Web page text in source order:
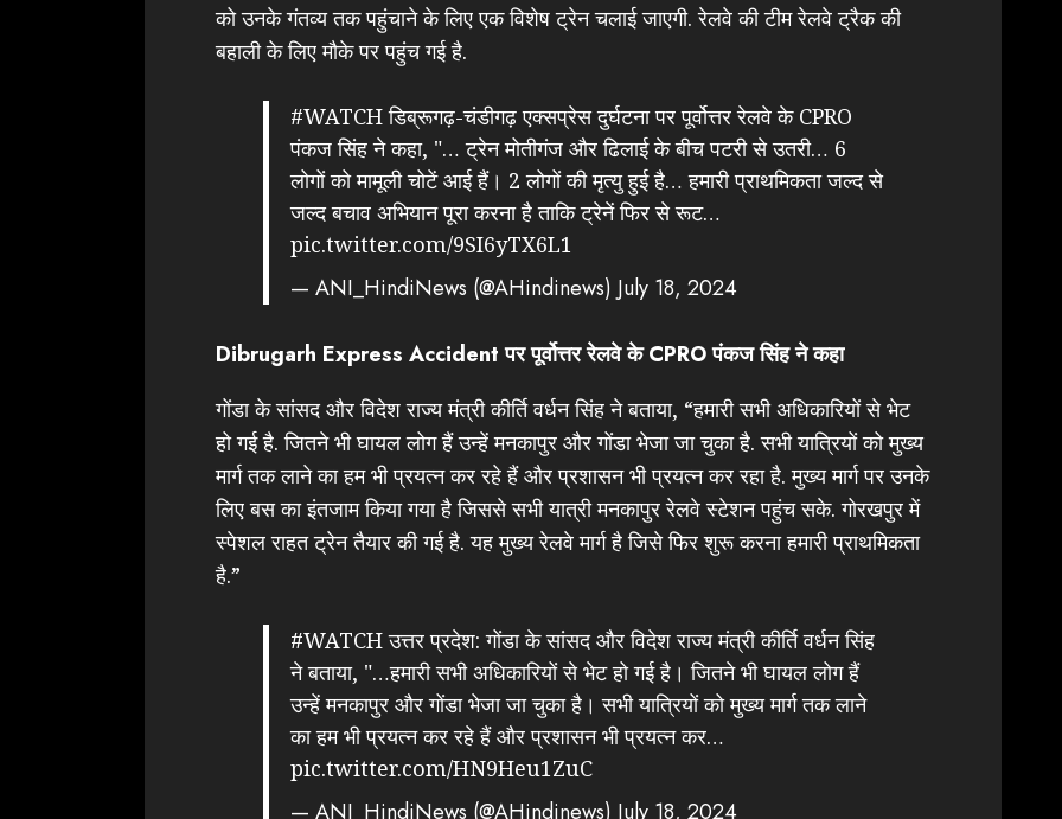
को उनके गंतव्य तक पहुंचाने के लिए एक विशेष ट्रेन चलाई जाएगी. रेलवे की टीम रेलवे ट्रैक की
बहाली के लिए मौके पर पहुंच गई है.
#WATCHडिब्रूगढ़-चंडीगढ़ एक्सप्रेस दुर्घटना पर पूर्वोत्तर रेलवे के CPRO
पंकज सिंह ने कहा, "… ट्रेन मोतीगंज और ढिलाई के बीच पटरी से उतरी… 6
लोगों को मामूली चोटें आई हैं। 2 लोगों की मृत्यु हुई है… हमारी प्राथमिकता जल्द से
जल्द बचाव अभियान पूरा करना है ताकि ट्रेनें फिर से रूट…
pic.twitter.com/9SI6yTX6L1
— ANI_HindiNews (@AHindinews) July 18, 2024
Dibrugarh Express Accident पर पूर्वोत्तर रेलवे के CPRO पंकज सिंह ने कहा
गोंडा के सांसद और विदेश राज्य मंत्री कीर्ति वर्धन सिंह ने बताया, “हमारी सभी अधिकारियों से भेट
हो गई है. जितने भी घायल लोग हैं उन्हें मनकापुर और गोंडा भेजा जा चुका है. सभी यात्रियों को मुख्य
मार्ग तक लाने का हम भी प्रयत्न कर रहे हैं और प्रशासन भी प्रयत्न कर रहा है. मुख्य मार्ग पर उनके
लिए बस का इंतजाम किया गया है जिससे सभी यात्री मनकापुर रेलवे स्टेशन पहुंच सके. गोरखपुर में
स्पेशल राहत ट्रेन तैयार की गई है. यह मुख्य रेलवे मार्ग है जिसे फिर शुरू करना हमारी प्राथमिकता
है.”
#WATCHउत्तर प्रदेश: गोंडा के सांसद और विदेश राज्य मंत्री कीर्ति वर्धन सिंह
ने बताया, "…हमारी सभी अधिकारियों से भेट हो गई है। जितने भी घायल लोग हैं
उन्हें मनकापुर और गोंडा भेजा जा चुका है। सभी यात्रियों को मुख्य मार्ग तक लाने
का हम भी प्रयत्न कर रहे हैं और प्रशासन भी प्रयत्न कर…
pic.twitter.com/HN9Heu1ZuC
— ANI_HindiNews (@AHindinews) July 18, 2024